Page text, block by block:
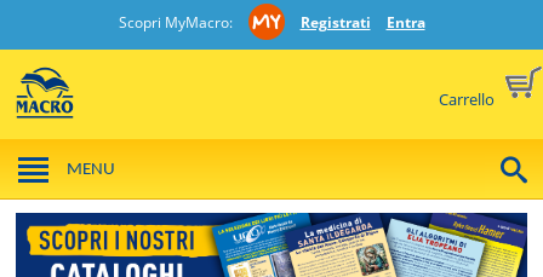
Scopri MyMacro: Registrati Entra
Carrello
MENU